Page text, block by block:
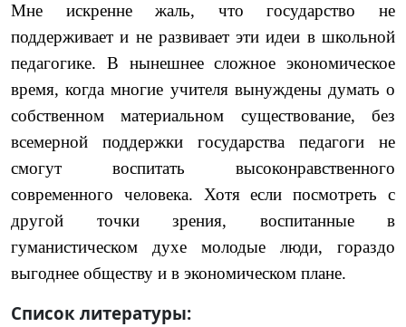
Мне искренне жаль, что государство не
поддерживает и не развивает эти идеи в школьной
педагогике. В нынешнее сложное экономическое
время, когда многие учителя вынуждены думать о
собственном материальном существование, без
всемерной поддержки государства педагоги не
смогут воспитать высоконравственного
современного человека. Хотя если посмотреть с
другой точки зрения, воспитанные в
гуманистическом духе молодые люди, гораздо
выгоднее обществу и в экономическом плане.
Список литературы: